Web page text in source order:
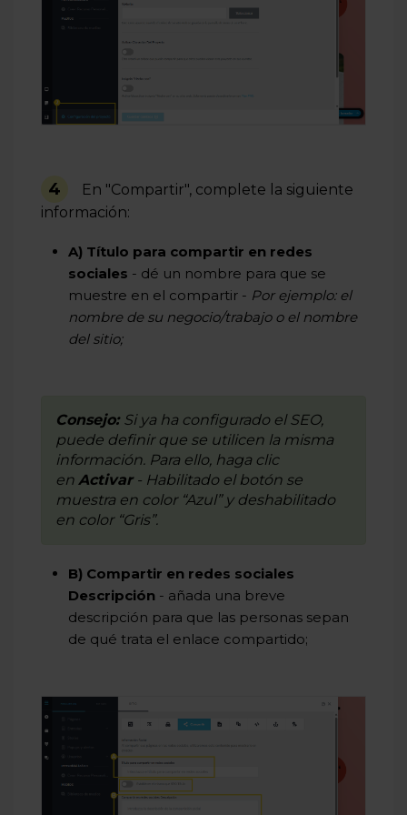
4
En "Compartir", complete la siguiente
información:
A) Título para compartir en redes
sociales - dé un nombre para que se
muestre en el compartir - Por ejemplo: el
nombre de su negocio/trabajo o el nombre
del sitio;
Consejo: Si ya ha configurado el SEO,
puede definir que se utilicen la misma
información. Para ello, haga clic
en Activar- Habilitado el botón se
muestra en color “Azul” y deshabilitado
en color “Gris”.
B) Compartir en redes sociales
Descripción - añada una breve
descripción para que las personas sepan
de qué trata el enlace compartido;